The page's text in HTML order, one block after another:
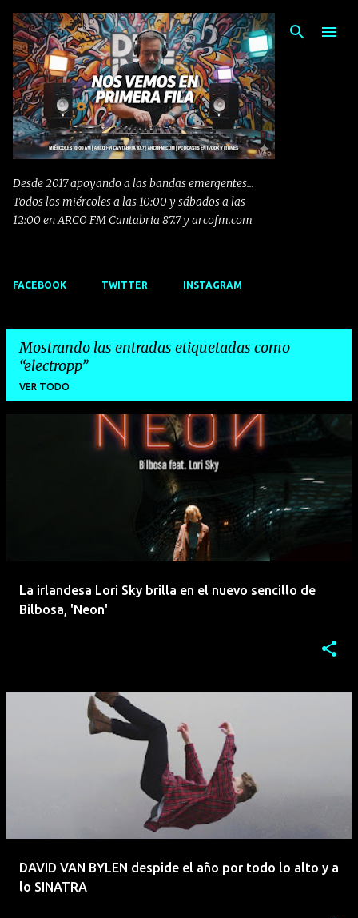
Ir al contenido principal
Desde 2017 apoyando a las bandas emergentes...
Todos los miércoles a las 10:00 y sábados a las
12:00 en ARCO FM Cantabria 87.7 y arcofm.com
FACEBOOK TWITTER INSTAGRAM
Mostrando las entradas etiquetadas como
electropp
VER TODO
La irlandesa Lori Sky brilla en el nuevo sencillo de
Bilbosa, 'Neon'
DAVID VAN BYLEN despide el año por todo lo alto y a
lo SINATRA